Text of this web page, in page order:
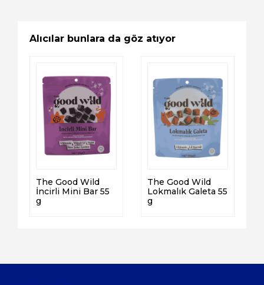
Alıcılar bunlara da göz atıyor
The Good Wild
İncirli Mini Bar 55
g
The Good Wild
Lokmalık Galeta 55
g